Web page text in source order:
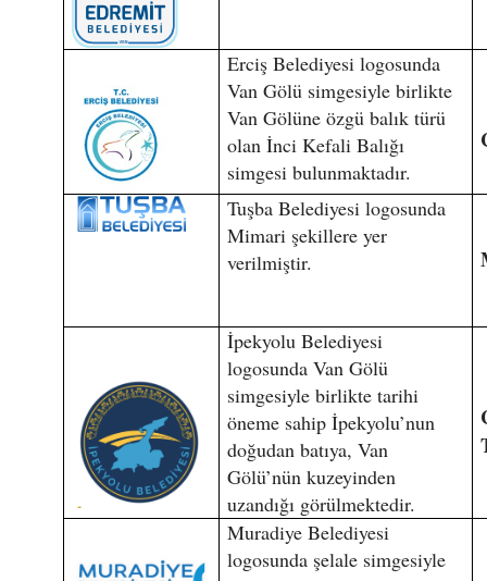
Erciş Belediyesi logosunda
Van Gölü simgesiyle birlikte
Van Gölüne özgü balık türü
olan İnci Kefali Balığı
simgesi bulunmaktadır.
Tuşba Belediyesi logosunda
Mimari şekillere yer
verilmiştir.
İpekyolu Belediyesi
logosunda Van Gölü
simgesiyle birlikte tarihi
öneme sahip İpekyolu’nun
doğudan batıya, Van
Gölü’nün kuzeyinden
uzandığı görülmektedir.
Muradiye Belediyesi
logosunda şelale simgesiyle